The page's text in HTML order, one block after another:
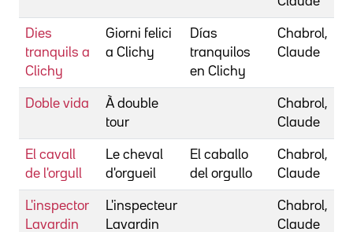
Dies
tranquils a
Clichy
Giorni felici
a Clichy
Días
tranquilos
en Clichy
Chabrol,
Claude
Doble vida
À double
tour
Chabrol,
Claude
El cavall
de l'orgull
Le cheval
d'orgueil
El caballo
del orgullo
Chabrol,
Claude
L'inspector
Lavardin
L'inspecteur
Lavardin
Chabrol,
Claude